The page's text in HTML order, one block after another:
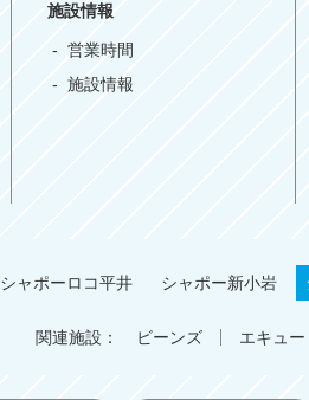
施設情報
営業時間
施設情報
シャポーロコ平井 シャポー新小岩
関連施設： ビーンズ エキュー